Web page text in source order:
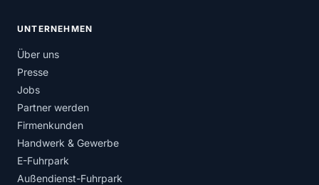
UNTERNEHMEN
Über uns
Presse
Jobs
Partner werden
Firmenkunden
Handwerk & Gewerbe
E-Fuhrpark
Außendienst-Fuhrpark